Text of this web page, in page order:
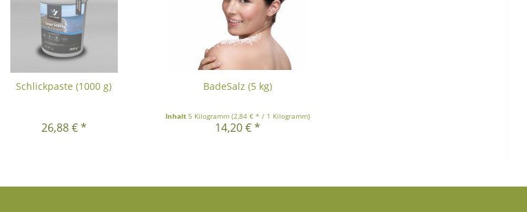
Schlickpaste (1000 g)
26,88 € *
BadeSalz (5 kg)
Inhalt5 Kilogramm(2,84 € * / 1 Kilogramm)
14,20 € *